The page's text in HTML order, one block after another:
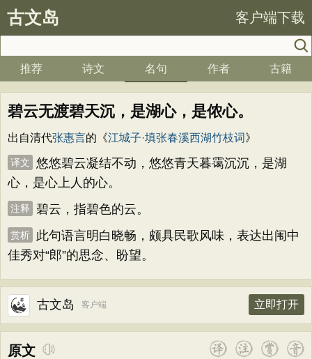
古文岛 客户端下载
推荐 诗文 名句 作者 古籍
碧云无渡碧天沉，是湖心，是侬心。
出自清代张惠言的《江城子·填张春溪西湖竹枝词》
译文
悠悠碧云凝结不动，悠悠青天暮霭沉沉，是湖
心，是心上人的心。
注释 碧云，指碧色的云。
赏析
此句语言明白晓畅，颇具民歌风味，表达出闱中
佳秀对“郎”的思念、盼望。
古文岛 客户端 立即打开
原文